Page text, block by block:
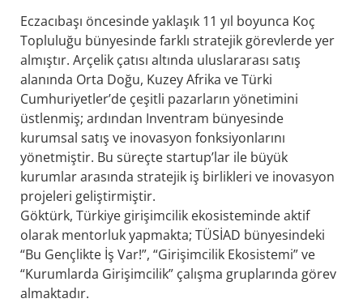
Eczacıbaşı öncesinde yaklaşık 11 yıl boyunca Koç
Topluluğu bünyesinde farklı stratejik görevlerde yer
almıştır. Arçelik çatısı altında uluslararası satış
alanında Orta Doğu, Kuzey Afrika ve Türki
Cumhuriyetler’de çeşitli pazarların yönetimini
üstlenmiş; ardından Inventram bünyesinde
kurumsal satış ve inovasyon fonksiyonlarını
yönetmiştir. Bu süreçte startup’lar ile büyük
kurumlar arasında stratejik iş birlikleri ve inovasyon
projeleri geliştirmiştir.
Göktürk, Türkiye girişimcilik ekosisteminde aktif
olarak mentorluk yapmakta; TÜSİAD bünyesindeki
“Bu Gençlikte İş Var!”, “Girişimcilik Ekosistemi” ve
“Kurumlarda Girişimcilik” çalışma gruplarında görev
almaktadır.